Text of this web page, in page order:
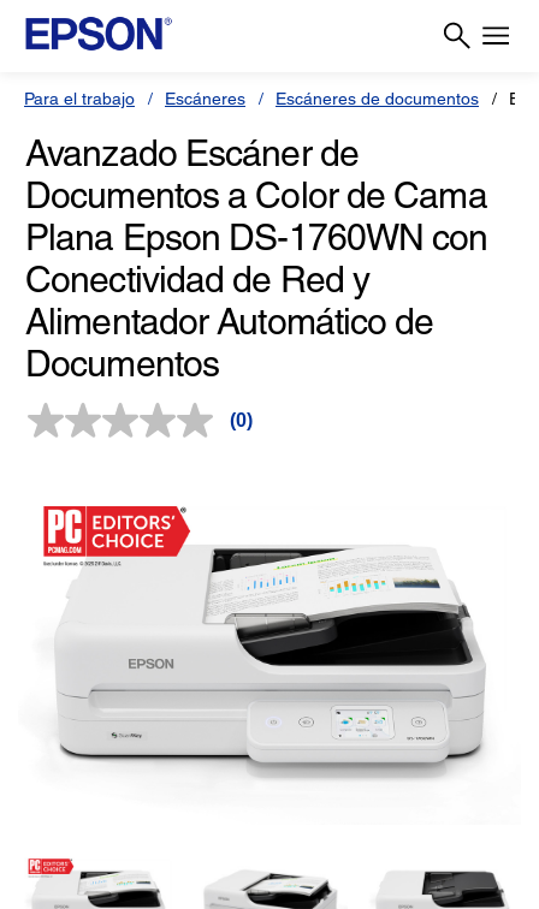
Para el trabajo Escáneres Escáneres de documentos
Avanzado Escáner de
Documentos a Color de Cama
Plana Epson DS-1760WN con
Conectividad de Red y
Alimentador Automático de
Documentos
Sin
página.
(0)